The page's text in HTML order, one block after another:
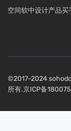
空间软中设计产品买
©2017-2024
所有.京ICP备